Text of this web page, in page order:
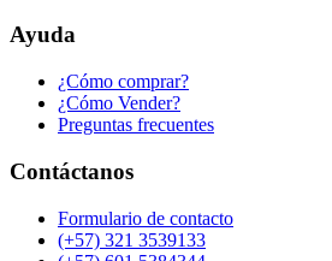
Ayuda
¿Cómo comprar?
¿Cómo Vender?
Preguntas frecuentes
Contáctanos
Formulario de contacto
(+57) 321 3539133